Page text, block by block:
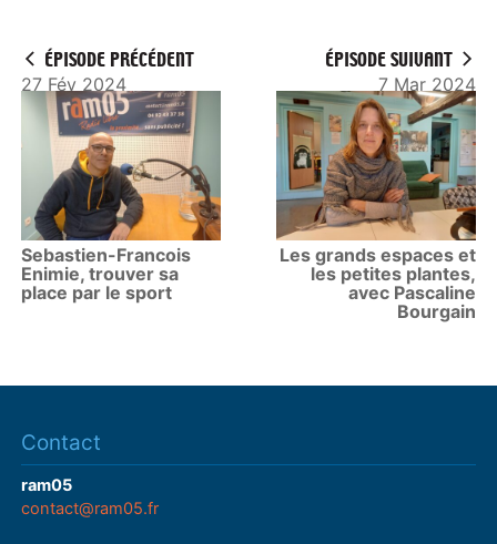
ÉPISODE PRÉCÉDENT
27 Fév 2024
Sebastien-Francois
Enimie, trouver sa
place par le sport
ÉPISODE SUIVANT
7 Mar 2024
Les grands espaces et
les petites plantes,
avec Pascaline
Bourgain
Contact
ram05
contact@ram05.fr